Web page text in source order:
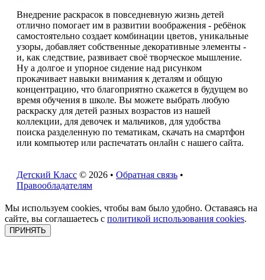
Внедрение раскрасок в повседневную жизнь детей
отлично помогает им в развитии воображения - ребёнок
самостоятельно создает комбинации цветов, уникальные
узоры, добавляет собственные декоративные элементы -
и, как следствие, развивает своё творческое мышление.
Ну а долгое и упорное сидение над рисунком
прокачивает навыки внимания к деталям и общую
концентрацию, что благоприятно скажется в будущем во
время обучения в школе. Вы можете выбрать любую
раскраску для детей разных возрастов из нашей
коллекции, для девочек и мальчиков, для удобства
поиска разделенную по тематикам, скачать на смартфон
или компьютер или распечатать онлайн с нашего сайта.
Детский Класс © 2026 • Обратная связь •
Правообладателям
Мы используем cookies, чтобы вам было удобно. Оставаясь на
сайте, вы соглашаетесь с политикой использования cookies.
ПРИНЯТЬ